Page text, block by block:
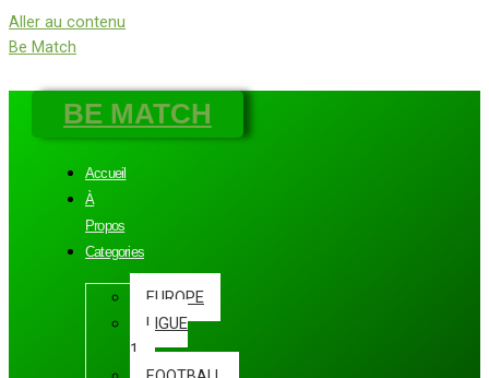
Aller au contenu
Be Match
BE MATCH
Accueil
À
Propos
Categories
EUROPE
LIGUE
1